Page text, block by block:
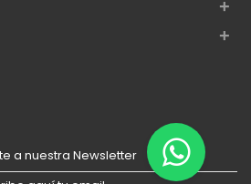
+
+
a nuestra Newsletter